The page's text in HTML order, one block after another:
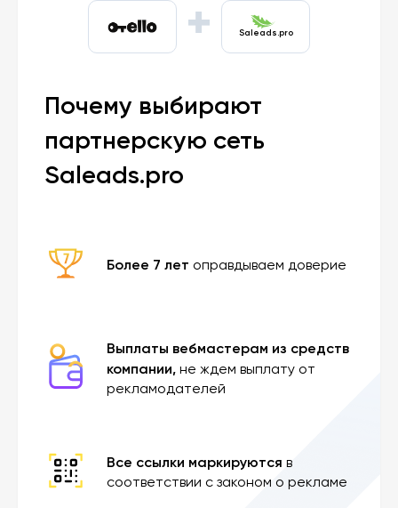
+ Saleads.pro
Почему выбирают
партнерскую сеть
Saleads.pro
Более 7 лет оправдываем доверие
Выплаты вебмастерам из средств
компании, не ждем выплату от
рекламодателей
Все ссылки маркируются в
соответствии с законом о рекламе